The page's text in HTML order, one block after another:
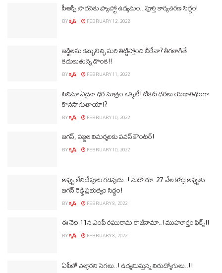
పీఆర్సీ సాధనకు ఫ్యాప్టో ఉద్యమం.. పూర్తి కార్యచరణ సిద్ధం!
BYకృష్ FEBRUARY 12, 2022
జడ్జిలను డబ్బులిచ్చి మరి తిట్టిస్తోంది వీరేనా? తీగలాగితే
కదులుతున్న డొంక!!
BYకృష్ FEBRUARY 11, 2022
సినిమా ఏదైనా ధర మాత్రం ఒక్కటే! టికెట్ ధరలు యథాతథంగా
కొనసాగుతాయా!?
BYకృష్ FEBRUARY 10, 2022
జగన్, సజ్జల విమర్శలకు పవన్ కౌంటర్!
BYకృష్ FEBRUARY 10, 2022
అప్పు లేనిదే పూట గడవుదు..! మరో రూ. 27 వేల కోట్ల అప్పుకు
జగన్ రెడ్డి ప్రభుత్వం సిద్ధం!
BYకృష్ FEBRUARY 8, 2022
ఈ నెల 11న ఎంపీ రఘురామ రాజీనామా..! ముహూర్తం ఫిక్స్!!
BYకృష్ FEBRUARY 8, 2022
ఏపీలో చల్లారని సెగలు..! ఉద్యమిస్తున్న నిరుద్యోగులు..!!